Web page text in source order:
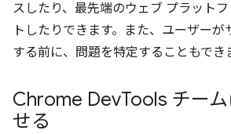
スしたり、最先端のウェブ プラット
トしたりできます。また、ユーザー
する前に、問題を特定することもでき
Chrome DevTools チー
せる